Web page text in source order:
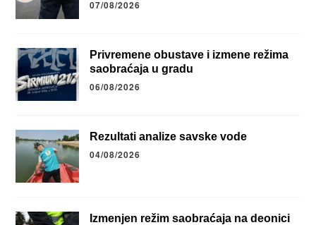
07/08/2026
Privremene obustave i izmene režima
saobraćaja u gradu
06/08/2026
Rezultati analize savske vode
04/08/2026
Izmenjen režim saobraćaja na deonici